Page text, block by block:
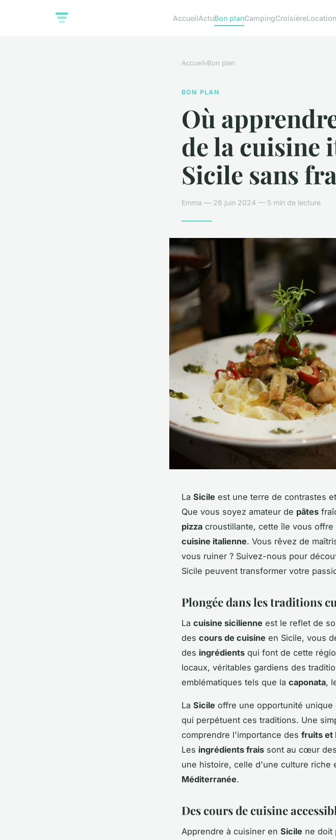
AccueilActuBon planCampingCroisière
Accueil›Bon plan
BON PLAN
Où
de la cuisine
Sicile sans
Emma — 26 juin 2024 — 5 min de lecture
La Sicile est une terre de contrastes
Que vous soyez amateur de pâtes
pizza croustillante, cette île vous
cuisine italienne. Vous rêvez de
vous ruiner ? Suivez-nous pour
Sicile peuvent transformer votre
Plongée dans les traditions
La cuisine sicilienne est le reflet de
des cours de cuisine en Sicile, vous
des ingrédients qui font de cette
locaux, véritables gardiens des
emblématiques tels que la caponata,
La Sicile offre une opportunité
qui perpétuent ces traditions. Une
comprendre l'importance des fruits et
Les ingrédients frais sont au cœur des
une histoire, celle d'une culture riche
Méditerranée.
Des cours de cuisine
Apprendre à cuisiner en Sicile ne doit